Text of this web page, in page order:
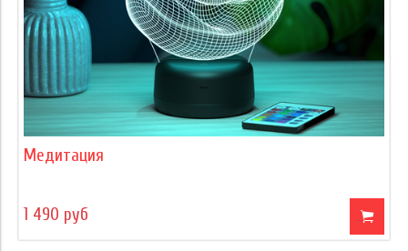
Медитация
1 490 руб